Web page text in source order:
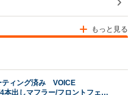
もっと見る
ティング済み VOICE
本出しマフラー/フロントフェン